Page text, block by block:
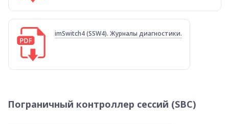
imSwitch4 (SSW4). Журналы диагностики.
Пограничный контроллер сессий (SBC)